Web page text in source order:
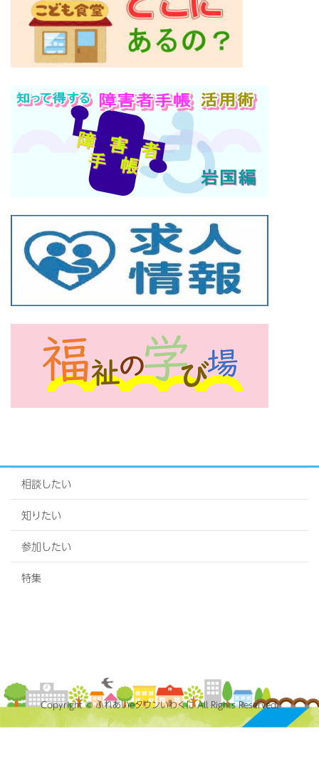
相談したい
知りたい
参加したい
特集
Copyright © ふれあいeタウンいわくに All Rights Reserved.